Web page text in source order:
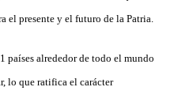
el presente y el futuro de la Patria.
países alrededor de todo el mundo
lo que ratifica el carácter